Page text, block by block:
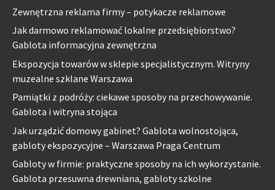
Zewnętrzna reklama firmy – potykacze reklamowe
Jak darmowo reklamować lokalne przedsiębiorstwo?
Gablota informacyjna zewnętrzna
Ekspozycja towarów w sklepie specjalistycznym. Witryny
muzealne szklane Warszawa
Pamiątki z podróży: ciekawe sposoby na przechowywanie.
Gablota i witryna stojąca
Jak urządzić domowy gabinet? Gablota wolnostojąca,
gabloty ekspozycyjne – Warszawa Praga Centrum
Gabloty w firmie: praktyczne sposoby na ich wykorzystanie.
Gablota przesuwna drewniana, gabloty szkolne